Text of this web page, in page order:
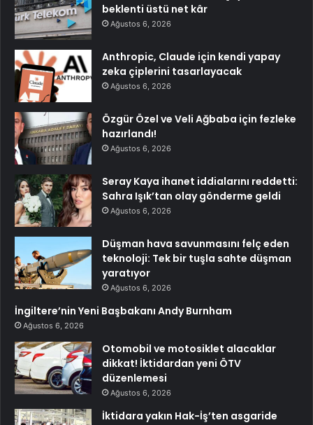
beklenti üstü net kâr
Ağustos 6, 2026
Anthropic, Claude için kendi yapay
zeka çiplerini tasarlayacak
Ağustos 6, 2026
Özgür Özel ve Veli Ağbaba için fezleke
hazırlandı!
Ağustos 6, 2026
Seray Kaya ihanet iddialarını reddetti:
Sahra Işık’tan olay gönderme geldi
Ağustos 6, 2026
Düşman hava savunmasını felç eden
teknoloji: Tek bir tuşla sahte düşman
yaratıyor
Ağustos 6, 2026
İngiltere’nin Yeni Başbakanı Andy Burnham
Ağustos 6, 2026
Otomobil ve motosiklet alacaklar
dikkat! İktidardan yeni ÖTV
düzenlemesi
Ağustos 6, 2026
İktidara yakın Hak-İş’ten asgaride